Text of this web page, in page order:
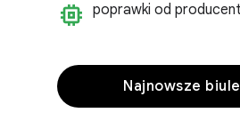
memory poprawki od
Najnowsze